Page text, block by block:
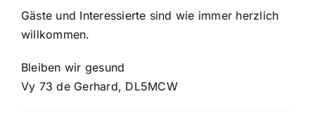
Gäste und Interessierte sind wie immer herzlich
willkommen.
Bleiben wir gesund
Vy 73 de Gerhard, DL5MCW